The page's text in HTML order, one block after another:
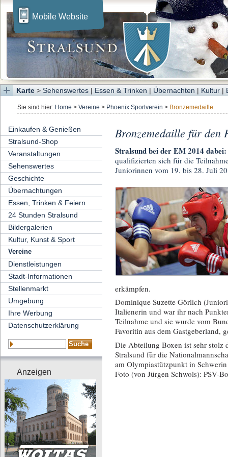
Mobile Website
Karte > Sehenswertes | Essen & Trinken | Übernachten | Kultur |
Sie sind hier: Home > Vereine > Phoenix Sportverein > Bronzemedaille
Einkaufen & Genießen
Stralsund-Shop
Veranstaltungen
Sehenswertes
Geschichte
Übernachtungen
Essen, Trinken & Feiern
24 Stunden Stralsund
Bildergalerien
Kultur, Kunst & Sport
Vereine
Dienstleistungen
Stadt-Informationen
Stellenmarkt
Umgebung
Ihre Werbung
Datenschutzerklärung
Anzeigen
Bronzemedaille für den
Stralsund bei der EM 2014 dabei:
qualifizierten sich für die
Juniorinnen vom 19. bis 28. Juli
erkämpfen.
Dominique Suzette Görlich
Italienerin und war ihr nach
Teilnahme und sie wurde vom
Favoritin aus dem Gastgeberland,
Die Abteilung Boxen ist sehr stolz
Stralsund für die
am Olympiastützpunkt in
Foto (von Jürgen Schwols): PSV-